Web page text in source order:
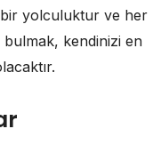
bir yolculuktur ve her
kendinizi en